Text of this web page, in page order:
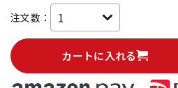
注文数：
カートに入れる